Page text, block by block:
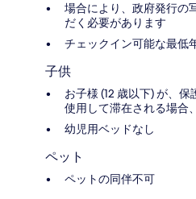
場合により、政府発行の
だく必要があります
チェックイン可能な最低
子供
お子様 (12 歳以下) が、
使用して滞在される場合
幼児用ベッドなし
ペット
ペットの同伴不可